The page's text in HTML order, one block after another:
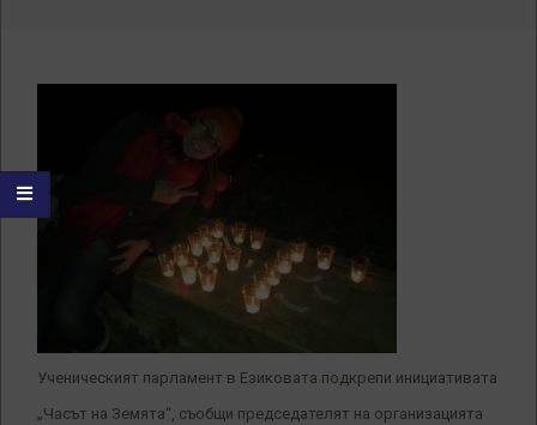
Ученическият парламент в Езиковата подкрепи инициативата
„Часът на Земята“, съобщи председателят на организацията